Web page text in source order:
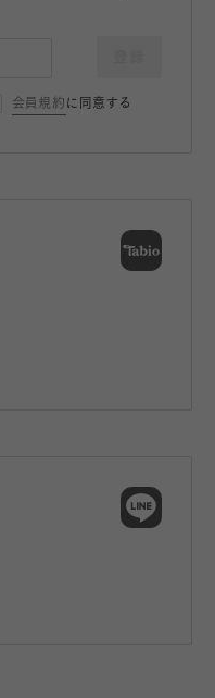
会員規約 に同意する